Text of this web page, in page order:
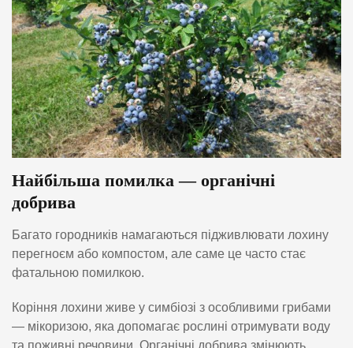
Найбільша помилка — органічні
добрива
Багато городників намагаються підживлювати лохину
перегноєм або компостом, але саме це часто стає
фатальною помилкою.
Коріння лохини живе у симбіозі з особливими грибами
— мікоризою, яка допомагає рослині отримувати воду
та поживні речовини. Органічні добрива змінюють